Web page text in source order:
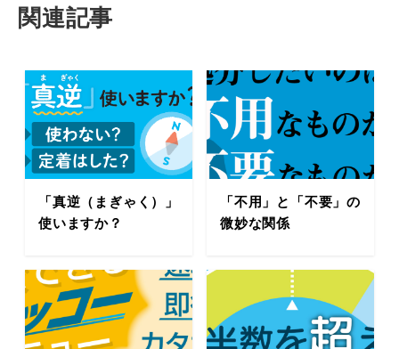
関連記事
「真逆（まぎゃく）」
使いますか？
「不用」と「不要」の
微妙な関係